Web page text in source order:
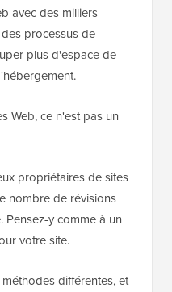
avec des milliers
processus de
plus d'espace de
Web, ce n'est pas un
propriétaires de sites
nombre de révisions
y comme à un
votre site.
différentes, et